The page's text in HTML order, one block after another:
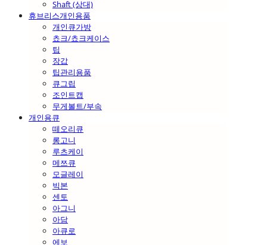
Shaft (상대)
휴브리스개인용품
개인큐가방
쵸크/쵸크케이스
팁
장갑
팁관리용품
큐그립
조인트캡
무게볼트/부속
개인용큐
떼오리큐
롱고니
루츠케이
메쯔큐
모글레이
빅본
센토
아그니
아담
아큐로
에보